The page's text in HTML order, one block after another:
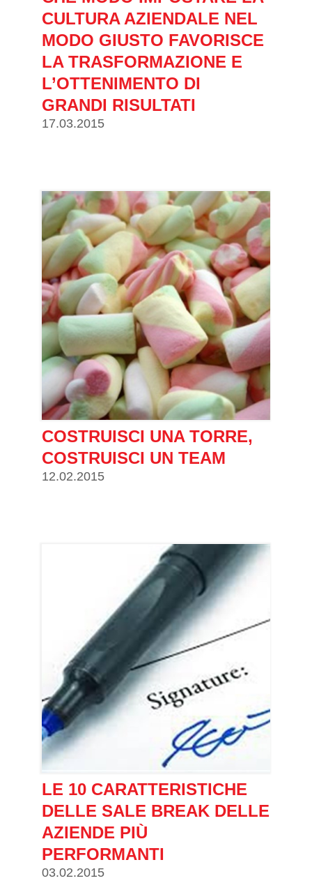
CULTURA AZIENDALE NEL
MODO GIUSTO FAVORISCE
LA TRASFORMAZIONE E
L’OTTENIMENTO DI
GRANDI RISULTATI
17.03.2015
COSTRUISCI UNA TORRE,
COSTRUISCI UN TEAM
12.02.2015
LE 10 CARATTERISTICHE
DELLE SALE BREAK DELLE
AZIENDE PIÙ
PERFORMANTI
03.02.2015